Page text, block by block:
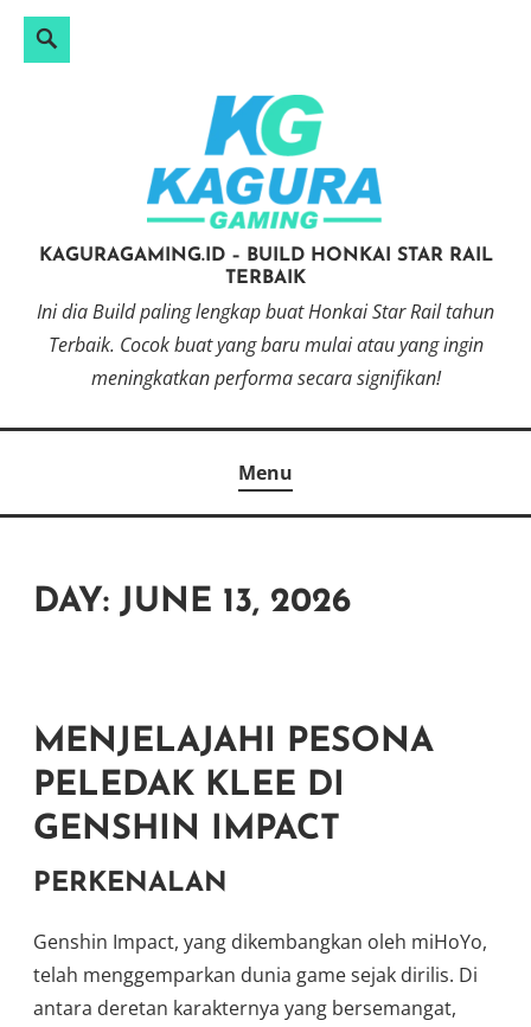
Search
KAGURAGAMING.ID – BUILD HONKAI STAR RAIL
TERBAIK
Ini dia Build paling lengkap buat Honkai Star Rail tahun
Terbaik. Cocok buat yang baru mulai atau yang ingin
meningkatkan performa secara signifikan!
Menu
DAY: JUNE 13, 2026
MENJELAJAHI PESONA
PELEDAK KLEE DI
GENSHIN IMPACT
PERKENALAN
Genshin Impact, yang dikembangkan oleh miHoYo,
telah menggemparkan dunia game sejak dirilis. Di
antara deretan karakternya yang bersemangat,